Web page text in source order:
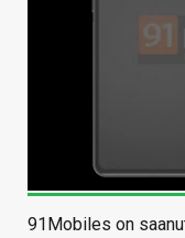
91Mobiles on